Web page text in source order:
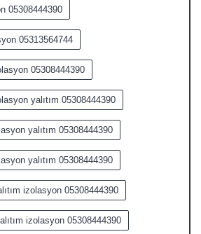
05308444390
05313564744
05308444390
yalıtım 05308444390
yalıtım 05308444390
yalıtım 05308444390
izolasyon 05308444390
izolasyon 05308444390